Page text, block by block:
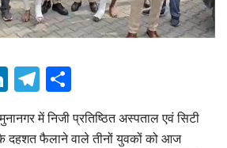
LinkedIn
Telegram
में निजी प्रतिष्ठित अस्पताल एवं सिटी
दहशत फैलाने वाले तीनों युवकों को आज